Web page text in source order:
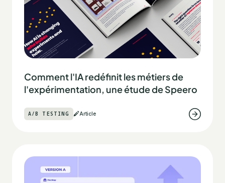
Comment l'IA redéfinit les métiers de
l'expérimentation, une étude de Speero
A/B TESTING Article